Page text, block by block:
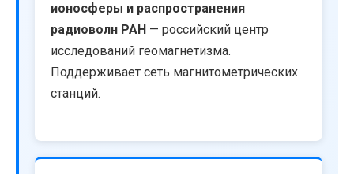
ионосферы и распространения
радиоволн РАН — российский центр
исследований геомагнетизма.
Поддерживает сеть магнитометрических
станций.